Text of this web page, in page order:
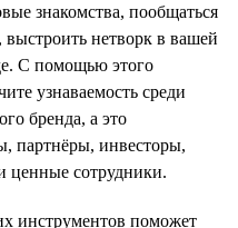
знакомства, пообщаться
нетворк в вашей
С помощью этого
узнаваемость среди
бренда, а это
партнёры, инвесторы,
ценные сотрудники.
инструментов поможет